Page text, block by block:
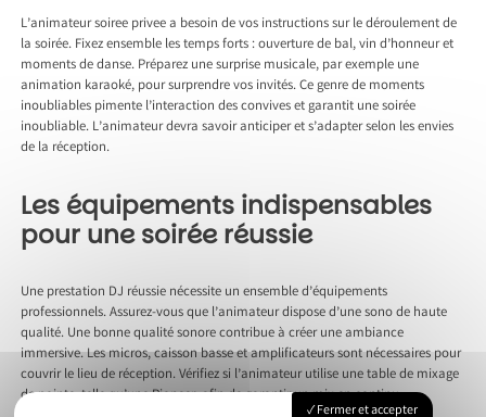
L’animateur soiree privee a besoin de vos instructions sur le déroulement de
la soirée. Fixez ensemble les temps forts : ouverture de bal, vin d’honneur et
moments de danse. Préparez une surprise musicale, par exemple une
animation karaoké, pour surprendre vos invités. Ce genre de moments
inoubliables pimente l’interaction des convives et garantit une soirée
inoubliable. L’animateur devra savoir anticiper et s’adapter selon les envies
de la réception.
Les équipements indispensables
pour une soirée réussie
Une prestation DJ réussie nécessite un ensemble d’équipements
professionnels. Assurez-vous que l’animateur dispose d’une sono de haute
qualité. Une bonne qualité sonore contribue à créer une ambiance
immersive. Les micros, caisson basse et amplificateurs sont nécessaires pour
couvrir le lieu de réception. Vérifiez si l’animateur utilise une table de mixage
de pointe, telle qu’une Pioneer, afin de garantir un mix en continu.
Fermer et accepter